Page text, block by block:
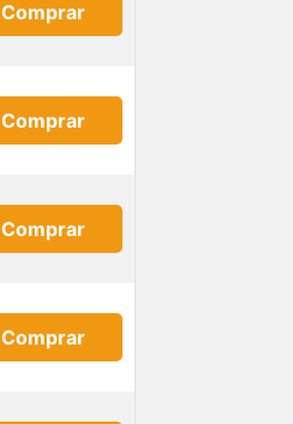
Comprar
Comprar
Comprar
Comprar